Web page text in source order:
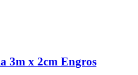
3m x 2cm Engros